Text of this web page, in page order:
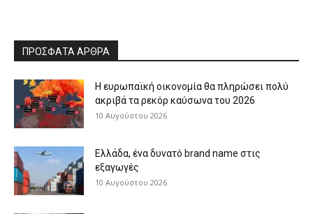
ΠΡΟΣΦΑΤΑ ΑΡΘΡΑ
H ευρωπαϊκή οικονομία θα πληρώσει πολύ
ακριβά τα ρεκόρ καύσωνα του 2026
10 Αυγούστου 2026
Eλλάδα, ένα δυνατό brand name στις
εξαγωγές
10 Αυγούστου 2026